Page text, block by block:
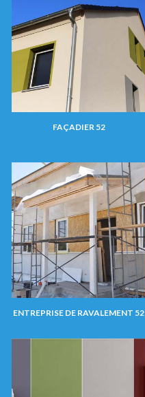
FAÇADIER 52
ENTREPRISE DE RAVALEMENT 52